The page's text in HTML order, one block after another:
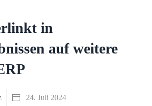
in
auf weitere
24. Juli 2024